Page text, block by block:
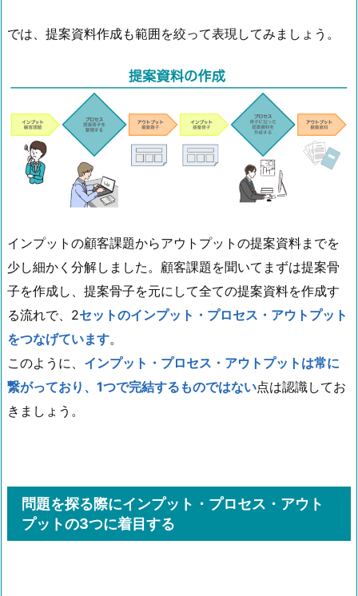
では、提案資料作成も範囲を絞って表現してみましょう。
インプットの顧客課題からアウトプットの提案資料までを
少し細かく分解しました。顧客課題を聞いてまずは提案骨
子を作成し、提案骨子を元にして全ての提案資料を作成す
る流れで、2セットのインプット・プロセス・アウトプット
をつなげています。
このように、 インプット・プロセス・アウトプットは常に
繋がっており、1つで完結するものではない点は認識してお
きましょう。
問題を探る際にインプット・プロセス・アウト
プットの3つに着目する